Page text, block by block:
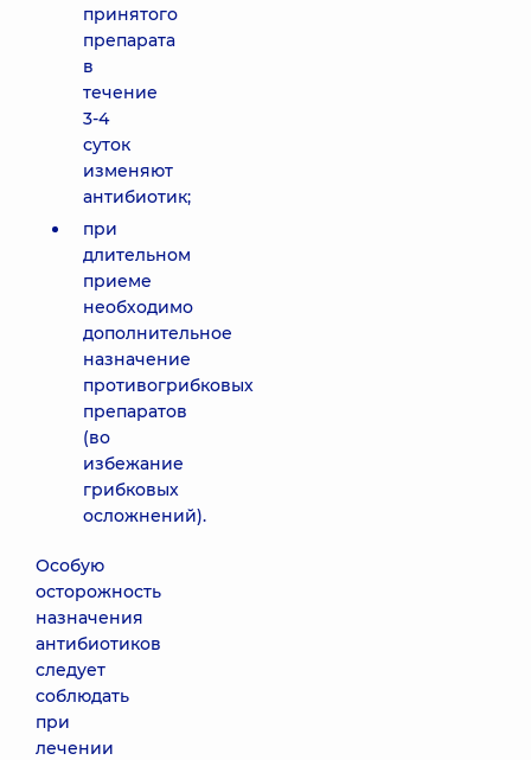
принятого
препарата
в
течение
3-4
суток
изменяют
антибиотик;
при
длительном
приеме
необходимо
дополнительное
назначение
противогрибковых
препаратов
(во
избежание
грибковых
осложнений).
Особую
осторожность
назначения
антибиотиков
следует
соблюдать
при
лечении